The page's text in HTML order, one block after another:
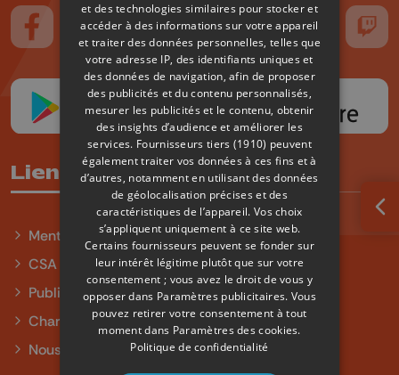
Suivez-nous sur FaceBook
Suivez-nous sur Instagram
Suivez-nous sur TikTokSuivez-nous sur YouTube
Suivez-nous
Liens utiles
Mentions légales
CSA
Publicité
Charte sur l'égalité et la diversité
Nous contacter
et des technologies similaires pour stocker et
accéder à des informations sur votre appareil
et traiter des données personnelles, telles que
votre adresse IP, des identifiants uniques et
des données de navigation, afin de proposer
des publicités et du contenu personnalisés,
mesurer les publicités et le contenu, obtenir
des insights d’audience et améliorer les
services. Fournisseurs tiers (1910) peuvent
également traiter vos données à ces fins et à
d’autres, notamment en utilisant des données
de géolocalisation précises et des
caractéristiques de l’appareil. Vos choix
s’appliquent uniquement à ce site web.
Certains fournisseurs peuvent se fonder sur
leur intérêt légitime plutôt que sur votre
consentement ; vous avez le droit de vous y
opposer dans Paramètres publicitaires. Vous
pouvez retirer votre consentement à tout
moment dans Paramètres des cookies.
Politique de confidentialité